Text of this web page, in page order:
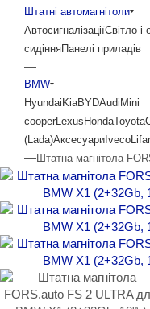
Штатні автомагнітоли
АвтосигналізаціїСвітло і
сидінняПанелі приладів
—
BMW
Hyundai KiaBYDAudi Mini
cooperLexus HondaToyota
(Lada)Аксесуари Iveco
—Штатна магнітола